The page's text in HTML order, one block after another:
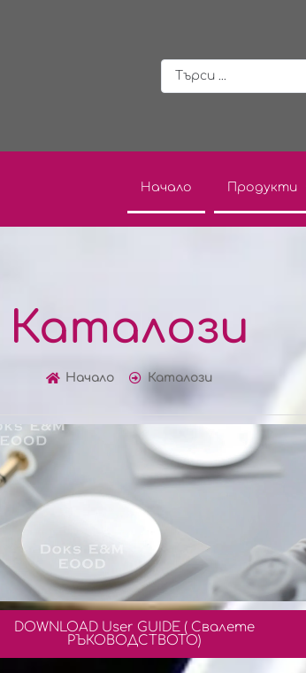
Начало Продукти
Каталози
Начало Каталози
DOWNLOAD User GUIDE ( Свалете
РЪКОВОДСТВОТО)